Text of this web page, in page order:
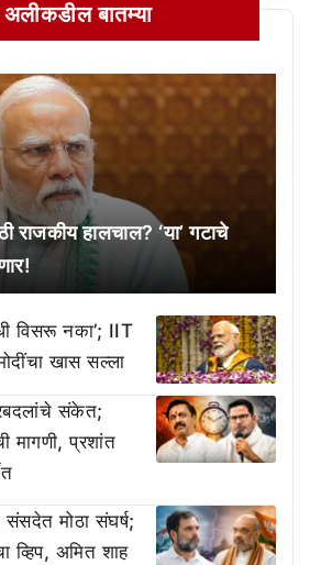
बातम्या
राजकीय हालचाल? ‘या’ गटाचे
विसरू नका’; IIT
मोदींचा खास सल्ला
संकेत;
मागणी, प्रशांत
मोठा संघर्ष;
व्हिप, अमित शाह